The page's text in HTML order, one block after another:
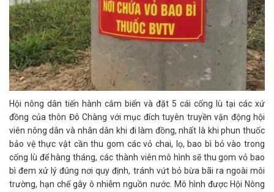
Hội nông dân tiến hành cắm biển và đặt 5 cái cống lù tại các xứ
đồng của thôn Đô Chàng với mục đích tuyên truyền vận động hội
viên nông dân và nhân dân khi đi làm đồng, nhất là khi phun thuốc
bảo vệ thực vật cần thu gom các vỏ chai, lọ, bao bì bỏ vào trong
cống lù để hàng tháng, các thành viên mô hình sẽ thu gom vỏ bao
bì đem xử lý đúng nơi quy định, tránh vứt bỏ bừa bãi ra ngoài môi
trường, hạn chế gây ô nhiễm nguồn nước. Mô hình được Hội Nông